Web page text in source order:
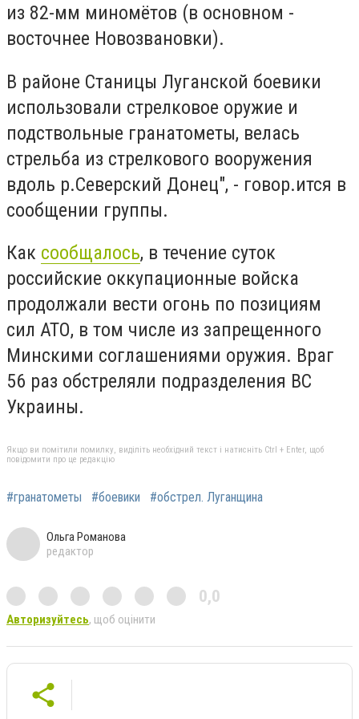
из 82-мм миномётов (в основном -
восточнее Новозвановки).
В районе Станицы Луганской боевики
использовали стрелковое оружие и
подствольные гранатометы, велась
стрельба из стрелкового вооружения
вдоль р.Северский Донец", - говор.ится в
сообщении группы.
Как сообщалось, в течение суток
российские оккупационные войска
продолжали вести огонь по позициям
сил АТО, в том числе из запрещенного
Минскими соглашениями оружия. Враг
56 раз обстреляли подразделения ВС
Украины.
Якщо ви помітили помилку, виділіть необхідний текст і натисніть Ctrl + Enter, щоб
повідомити про це редакцію
#гранатометы #боевики #обстрел. Луганщина
Ольга Романова
редактор
0,0
Авторизуйтесь, щоб оцінити